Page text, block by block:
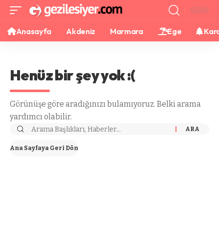
Anasayfa Akdeniz Marmara Ege
Henüz bir şey yok :(
Görünüşe göre aradığınızı bulamıyoruz. Belki arama
yardımcı olabilir.
Ana Sayfaya Geri Dön